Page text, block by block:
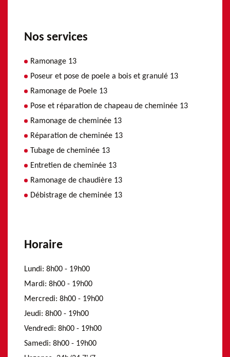
Nos services
Ramonage 13
Poseur et pose de poele a bois et granulé 13
Ramonage de Poele 13
Pose et réparation de chapeau de cheminée 13
Ramonage de cheminée 13
Réparation de cheminée 13
Tubage de cheminée 13
Entretien de cheminée 13
Ramonage de chaudière 13
Débistrage de cheminée 13
Horaire
Lundi: 8h00 - 19h00
Mardi: 8h00 - 19h00
Mercredi: 8h00 - 19h00
Jeudi: 8h00 - 19h00
Vendredi: 8h00 - 19h00
Samedi: 8h00 - 19h00